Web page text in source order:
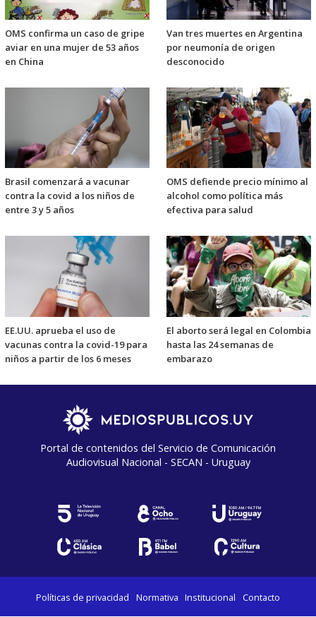
OMS confirma un caso de gripe
aviar en una mujer de 53 años
en China
Van tres muertes en Argentina
por neumonía de origen
desconocido
Brasil comenzará a vacunar
contra la covid a los niños de
entre 3 y 5 años
OMS defiende precio mínimo al
alcohol como política más
efectiva para salud
EE.UU. aprueba el uso de
vacunas contra la covid-19 para
niños a partir de los 6 meses
El aborto será legal en Colombia
hasta las 24 semanas de
embarazo
Portal de contenidos del Servicio de Comunicación
Audiovisual Nacional - SECAN - Uruguay
Políticas de privacidad Normativa Institucional Contacto